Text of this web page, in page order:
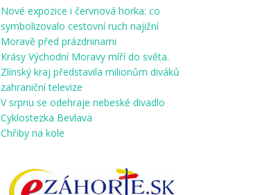
Nové expozice i červnová horka: co
symbolizovalo cestovní ruch najižní
Moravě před prázdninami
Krásy Východní Moravy míří do světa.
Zlínský kraj představila milionům diváků
zahraniční televize
V srpnu se odehraje nebeské divadlo
Cyklostezka Bevlava
Chřiby na kole